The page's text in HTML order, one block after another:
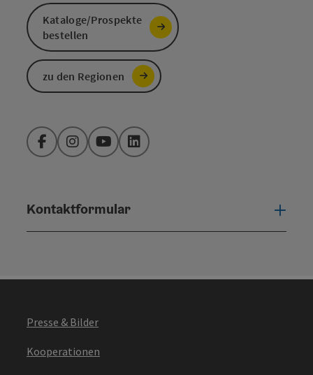
Herbstferien
Kataloge/Prospekte
bestellen
zu den Regionen
FacebookInstagramYouTubeLinkedIn
Kontaktformular
Presse & Bilder
Kooperationen